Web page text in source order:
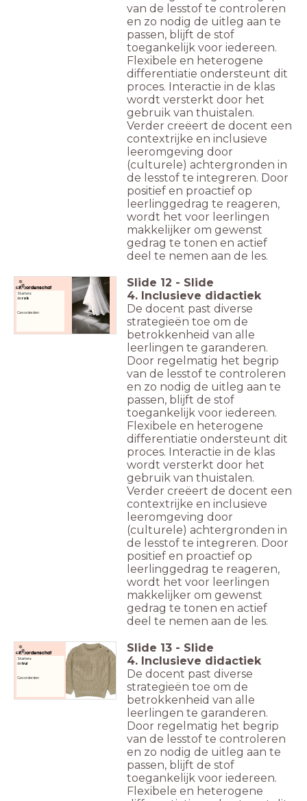
van de lesstof te controleren
en zo nodig de uitleg aan te
passen, blijft de stof
toegankelijk voor iedereen.
Flexibele en heterogene
differentiatie ondersteunt dit
proces. Interactie in de klas
wordt versterkt door het
gebruik van thuistalen.
Verder creëert de docent een
contextrijke en inclusieve
leeromgeving door
(culturele) achtergronden in
de lesstof te integreren. Door
positief en proactief op
leerlinggedrag te reageren,
wordt het voor leerlingen
makkelijker om gewenst
gedrag te tonen en actief
deel te nemen aan de les.
Woordenschat
Starters:
derok
Gevorderden
Slide 12 - Slide
4. Inclusieve didactiek
De docent past diverse
strategieën toe om de
betrokkenheid van alle
leerlingen te garanderen.
Door regelmatig het begrip
van de lesstof te controleren
en zo nodig de uitleg aan te
passen, blijft de stof
toegankelijk voor iedereen.
Flexibele en heterogene
differentiatie ondersteunt dit
proces. Interactie in de klas
wordt versterkt door het
gebruik van thuistalen.
Verder creëert de docent een
contextrijke en inclusieve
leeromgeving door
(culturele) achtergronden in
de lesstof te integreren. Door
positief en proactief op
leerlinggedrag te reageren,
wordt het voor leerlingen
makkelijker om gewenst
gedrag te tonen en actief
deel te nemen aan de les.
Woordenschat
Starters:
detrui
Gevorderden
Slide 13 - Slide
4. Inclusieve didactiek
De docent past diverse
strategieën toe om de
betrokkenheid van alle
leerlingen te garanderen.
Door regelmatig het begrip
van de lesstof te controleren
en zo nodig de uitleg aan te
passen, blijft de stof
toegankelijk voor iedereen.
Flexibele en heterogene